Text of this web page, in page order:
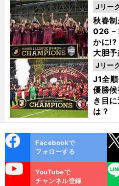
秋春
026－
かに
大胆
Jリー
J1全
優勝
き目
は？
Jリー
ok
Facebookで
フォローする
YouTubeで
チャンネル登録
LINE